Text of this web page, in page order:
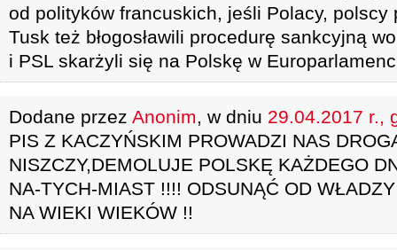
od polityków francuskich, jeśli Polacy, polscy
Tusk też błogosławili procedurę sankcyjną
i PSL skarżyli się na Polskę w
Dodane przez Anonim, w dniu 29.04.2017 r.,
PIS Z KACZYŃSKIM PROWADZI NAS
NISZCZY,DEMOLUJE POLSKĘ KAŻDEGO
NA-TYCH-MIAST !!!! ODSUNĄĆ OD
NA WIEKI WIEKÓW !!